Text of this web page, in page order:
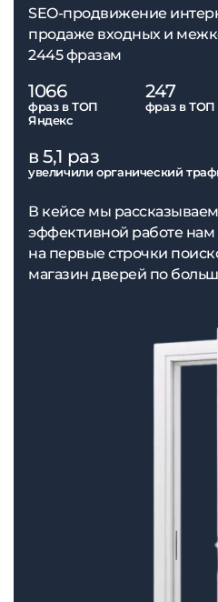
SEO-продвижение
продаже входных и
2445 фразам
1066
фраз в ТОП
Яндекс
247
фраз в ТОП
в 5,1 раз
увеличили органический
В кейсе мы
эффективной работе нам
на первые строчки
магазин дверей по